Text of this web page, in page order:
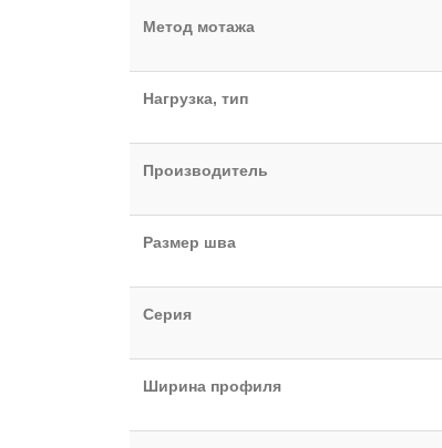
Метод мотажа
Нагрузка, тип
Производитель
Размер шва
Серия
Ширина профиля